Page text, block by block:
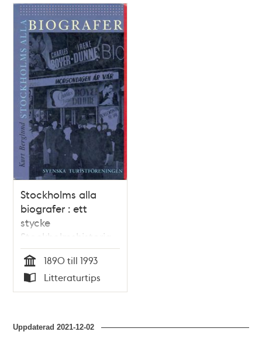
Stockholms alla
biografer : ett
stycke
Stockholmshistoria
från 90-tal till 90-
tal / Kurt Berglund
Tid
1890 till 1993
Typ
Litteraturtips
Uppdaterad2021-12-02